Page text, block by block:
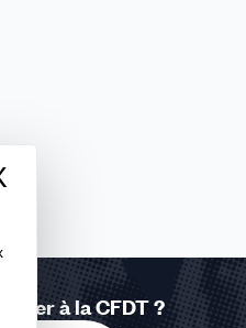
à la CFDT ?